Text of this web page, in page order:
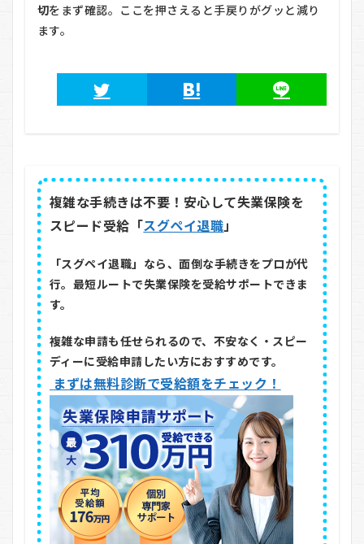
切をまず確認。ここを押さえると手戻りがグッと減り
ます。
複雑な手続きは不要！安心して失業保険を
スピード受給「スグペイ退職」
「スグペイ退職」なら、面倒な手続きをプロが代
行。最短ルートで失業保険を受給サポートできま
す。
複雑な申請も任せられるので、不安なく・スピー
ディーに受給申請したい方におすすめです。
まずは無料診断で受給額をチェック！